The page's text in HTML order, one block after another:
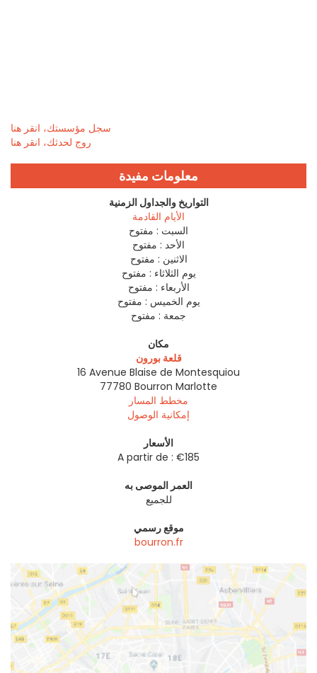
سجل مؤسستك، انقر هنا
روج لحدثك، انقر هنا
معلومات مفيدة
التواريخ والجداول الزمنية
الأيام القادمة
السبت : مفتوح
الأحد : مفتوح
الاثنين : مفتوح
يوم الثلاثاء : مفتوح
الأربعاء : مفتوح
يوم الخميس : مفتوح
جمعة : مفتوح
مكان
قلعة بورون
16 Avenue Blaise de Montesquiou
77780 Bourron Marlotte
مخطط المسار
إمكانية الوصول
الأسعار
A partir de : €185
العمر الموصى به
للجميع
موقع رسمي
bourron.fr